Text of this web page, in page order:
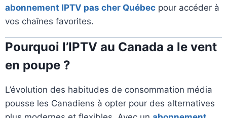
abonnement IPTV pas cher Québec pour accéder à
vos chaînes favorites.
Pourquoi l’IPTV au Canada a le vent
en poupe ?
L’évolution des habitudes de consommation média
pousse les Canadiens à opter pour des alternatives